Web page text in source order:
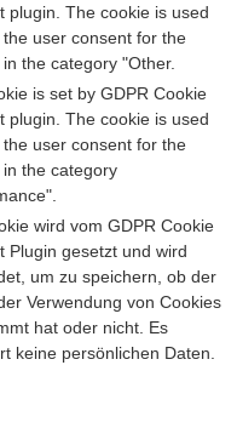
plugin. The cookie is used
user consent for the
the category "Other.
is set by GDPR Cookie
plugin. The cookie is used
user consent for the
the category
wird vom GDPR Cookie
Plugin gesetzt und wird
um zu speichern, ob der
Verwendung von Cookies
hat oder nicht. Es
keine persönlichen Daten.